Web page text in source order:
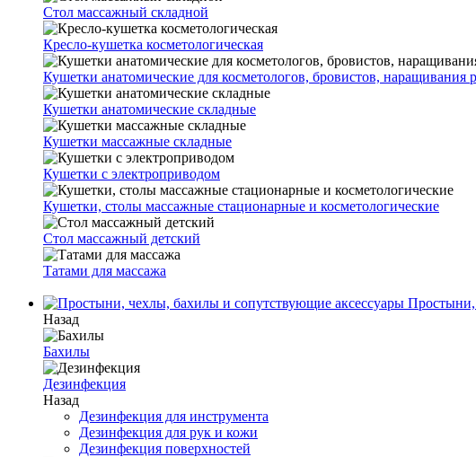
Стол массажный складной
Кресло-кушетка косметологическая
Кушетки анатомические для косметологов, бровистов, наращивания
Кушетки анатомические складные
Кушетки массажные складные
Кушетки с электроприводом
Кушетки, столы массажные стационарные и косметологические
Стол массажный детский
Татами для массажа
Простыни,
Назад
Бахилы
Дезинфекция
Назад
Дезинфекция для инструмента
Дезинфекция для рук и кожи
Дезинфекция поверхностей